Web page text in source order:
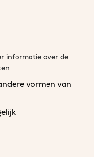
informatie over de
vormen van